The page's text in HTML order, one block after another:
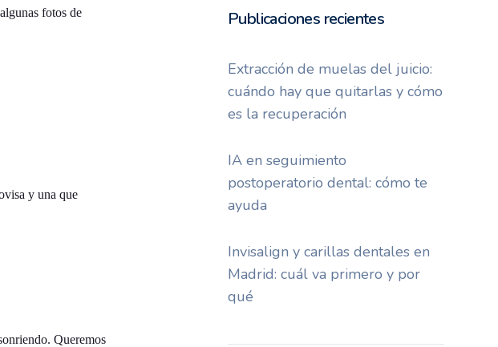
fotos de
y una que
Queremos
Publicaciones recientes
Extracción de muelas del juicio:
cuándo hay que quitarlas y cómo
es la recuperación
IA en seguimiento
postoperatorio dental: cómo te
ayuda
Invisalign y carillas dentales en
Madrid: cuál va primero y por
qué